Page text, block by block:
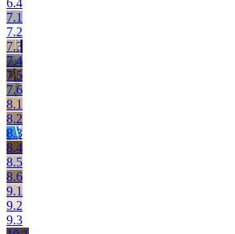
7.1
7.2
7.3
7.4
7.5
7.6
8.1
8.2
8.3
8.4
8.5
8.6
9.1
9.2
9.3